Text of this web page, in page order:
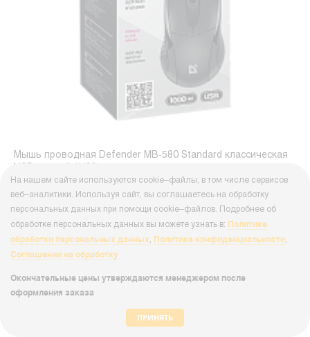
Мышь проводная Defender MB-580 Standard классическая
Артикул00-00018798
174.74 руб.
174.74 руб. / уп.
В корзину
На нашем сайте используются cookie–файлы, в том числе сервисов
веб–аналитики. Используя сайт, вы соглашаетесь на обработку
персональных данных при помощи cookie–файлов. Подробнее об
обработке персональных данных вы можете узнать в: Политике
обработки персональных данных, Политике конфиденциальности,
Соглашении на обработку
Окончательные цены утверждаются менеджером после
оформления заказа
ПРИНЯТЬ